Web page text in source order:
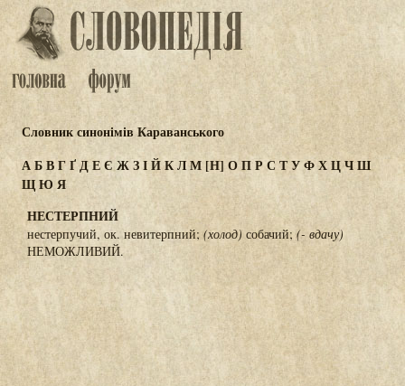
Словник синонімів Караванського
АБВГҐДЕЄ ЖЗІЙКЛМ [Н] ОПР С ТУФХЦЧШ
ЩЮ Я
НЕСТЕРПНИЙ
нестерпучий, ок. невитерпний; (холод) собачий; (- вдачу)
НЕМОЖЛИВИЙ.